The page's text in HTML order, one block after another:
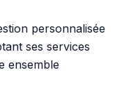
personnalisée
ses services
ensemble